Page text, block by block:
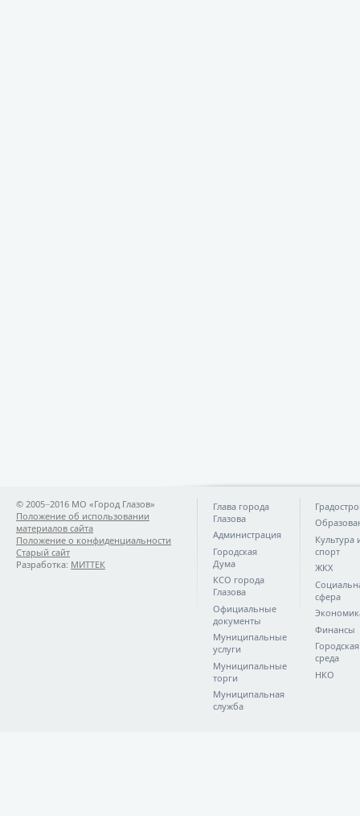
© 2005−2016 МО «Город Глазов»
Положение об использовании
материалов сайта
Положение о конфиденциальности
Старый сайт
Разработка: МИТТЕК
Глава города
Глазова
Администрация
Городская
Дума
КСО города
Глазова
Официальные
документы
Муниципальные
услуги
Муниципальные
торги
Муниципальная
служба
Культура
спорт
ЖКХ
сфера
Финансы
Городская
среда
НКО